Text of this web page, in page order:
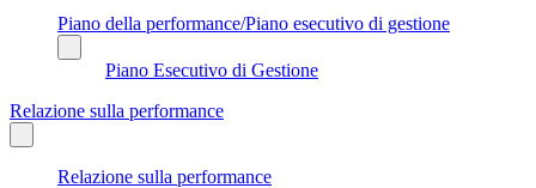
Piano della performance/Piano esecutivo di gestione
Piano Esecutivo di Gestione
Relazione sulla performance
Relazione sulla performance